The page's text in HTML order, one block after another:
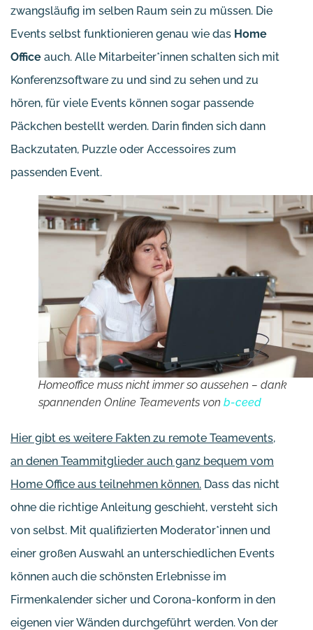
zwangsläufig im selben Raum sein zu müssen. Die
Events selbst funktionieren genau wie das Home
Office auch. Alle Mitarbeiter*innen schalten sich mit
Konferenzsoftware zu und sind zu sehen und zu
hören, für viele Events können sogar passende
Päckchen bestellt werden. Darin finden sich dann
Backzutaten, Puzzle oder Accessoires zum
passenden Event.
Homeoffice muss nicht immer so aussehen – dank
spannenden Online Teamevents von b-ceed
Hier gibt es weitere Fakten zu remote Teamevents,
an denen Teammitglieder auch ganz bequem vom
Home Office aus teilnehmen können. Dass das nicht
ohne die richtige Anleitung geschieht, versteht sich
von selbst. Mit qualifizierten Moderator*innen und
einer großen Auswahl an unterschiedlichen Events
können auch die schönsten Erlebnisse im
Firmenkalender sicher und Corona-konform in den
eigenen vier Wänden durchgeführt werden. Von der